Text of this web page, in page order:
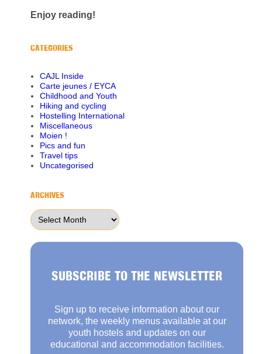
Enjoy reading!
CATEGORIES
CAJL Inside
Carte jeunes / EYCA
Childhood and Youth
Hiking and cycling
Hostelling International
Miscellaneous
Moien !
Pics and fun
Travel tips
Uncategorised
ARCHIVES
Archives
SUBSCRIBE TO THE NEWSLETTER
Sign up to receive information about our
network, the weekly menus available at our
youth hostels and updates on our
educational and accommodation facilities.